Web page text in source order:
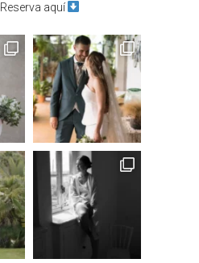
Reserva aquí